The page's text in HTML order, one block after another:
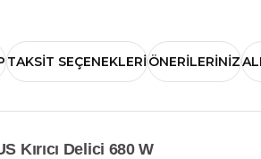
TAKSIT SEÇENEKLERIÖNERILERINIZ
Kırıcı Delici 680 W